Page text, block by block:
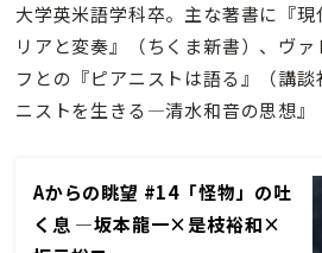
大学英米語学科卒。主な著書に『
リアと変奏』（ちくま新書）、ヴ
フとの『ピアニストは語る』（講
ニストを生きる—清水和音の思想』
Aからの眺望 #14「怪物」の吐
く息 —坂本龍一×是枝裕和×